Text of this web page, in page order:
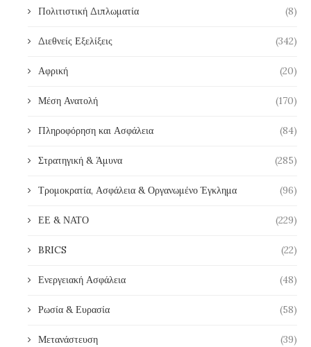
Πολιτιστική Διπλωματία (8)
Διεθνείς Εξελίξεις (342)
Αφρική (20)
Μέση Ανατολή (170)
Πληροφόρηση και Ασφάλεια (84)
Στρατηγική & Άμυνα (285)
Τρομοκρατία, Ασφάλεια & Οργανωμένο Έγκλημα (96)
ΕΕ & ΝΑΤΟ (229)
BRICS (22)
Ενεργειακή Ασφάλεια (48)
Ρωσία & Ευρασία (58)
Μετανάστευση (39)